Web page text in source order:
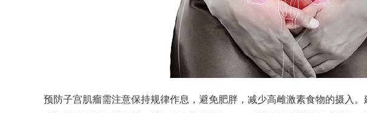
预防子宫肌瘤需注意保持规律作息，避免肥胖，减少高雌激素食物的摄入